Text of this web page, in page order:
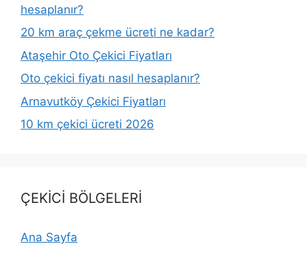
hesaplanır?
20 km araç çekme ücreti ne kadar?
Ataşehir Oto Çekici Fiyatları
Oto çekici fiyatı nasıl hesaplanır?
Arnavutköy Çekici Fiyatları
10 km çekici ücreti 2026
ÇEKİCİ BÖLGELERİ
Ana Sayfa